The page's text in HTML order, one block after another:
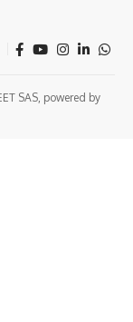
SAS, powered by